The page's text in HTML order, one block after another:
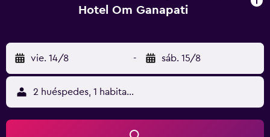
Hotel Om Ganapati
vie. 14/8 - sáb. 15/8
2 huéspedes, 1 habitación